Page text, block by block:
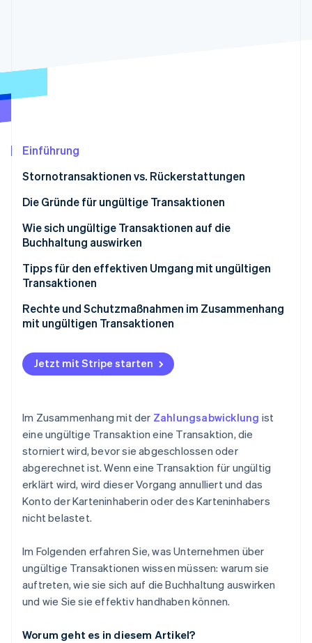
CO₂-Entnahme
Identity
Erfahren Sie, wie Stripe Lösungen für die
Einführung
Stornotransaktionen vs. Rückerstattungen
Stornotransaktionen
Rückerstattungen
Die Gründe für ungültige Transaktionen
Wie sich ungültige Transaktionen auf die
Buchhaltung auswirken
Tipps für den effektiven Umgang mit ungültigen
Transaktionen
Rechte und Schutzmaßnahmen im Zusammenhang
mit ungültigen Transaktionen
Rechte und Schutz für Unternehmen
Verbraucherrechte und Verbraucherschutz
Jetzt mit Stripe starten
Im Zusammenhang mit der Zahlungsabwicklung ist
eine ungültige Transaktion eine Transaktion, die
storniert wird, bevor sie abgeschlossen oder
abgerechnet ist. Wenn eine Transaktion für ungültig
erklärt wird, wird dieser Vorgang annulliert und das
Konto der Karteninhaberin oder des Karteninhabers
nicht belastet.
Im Folgenden erfahren Sie, was Unternehmen über
ungültige Transaktionen wissen müssen: warum sie
auftreten, wie sie sich auf die Buchhaltung auswirken
und wie Sie sie effektiv handhaben können.
Worum geht es in diesem Artikel?